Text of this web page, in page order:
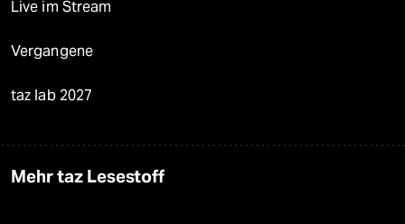
Live im Stream
Vergangene
taz lab 2027
Mehr taz Lesestoff